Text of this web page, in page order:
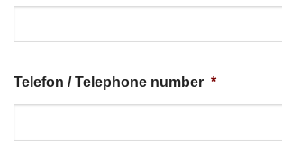
Telefon / Telephone number *